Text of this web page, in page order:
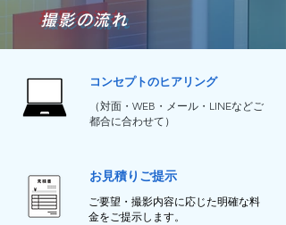
撮影の流れ
コンセプトのヒアリング
（対面・WEB・メール・LINEなどご
都合に合わせて）
お見積りご提示
ご要望・撮影内容に応じた明確な料
金をご提示します。